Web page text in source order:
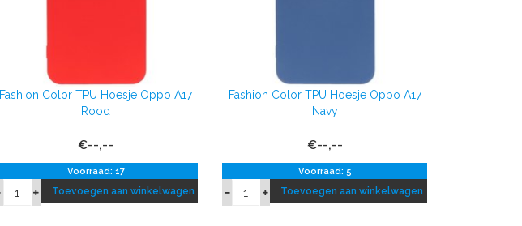
Fashion Color TPU Hoesje Oppo A17
Rood
€--,--
Voorraad: 17
Toevoegen aan winkelwagen
Fashion Color TPU Hoesje Oppo A17
Navy
€--,--
Voorraad: 5
Toevoegen aan winkelwagen